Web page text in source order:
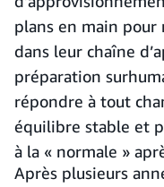
plans en main pour
dans leur chaîne
préparation
répondre à tout
équilibre stable et
à la « normale »
Après plusieurs